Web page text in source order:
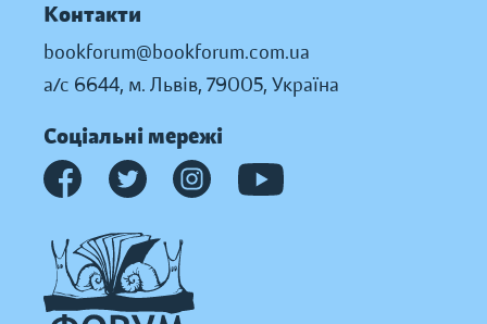
Контакти
bookforum@bookforum.com.ua
а/с 6644, м. Львів, 79005, Україна
Соціальні мережі